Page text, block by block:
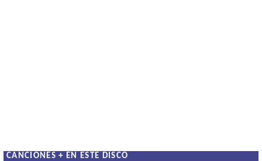
CANCIONES + EN ESTE DISCO